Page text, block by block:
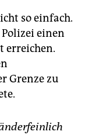
so einfach.
einen
erreichen.
Grenze zu